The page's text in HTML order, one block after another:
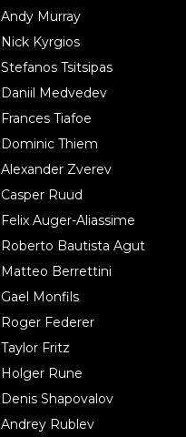
Andy Murray
Nick Kyrgios
Stefanos Tsitsipas
Daniil Medvedev
Frances Tiafoe
Dominic Thiem
Alexander Zverev
Casper Ruud
Felix Auger-Aliassime
Roberto Bautista Agut
Matteo Berrettini
Gael Monfils
Roger Federer
Taylor Fritz
Holger Rune
Denis Shapovalov
Andrey Rublev